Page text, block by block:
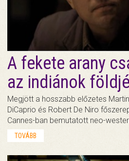
A fekete arany
az indiánok
Megjött a hosszabb előzetes
DiCaprio és Robert De Niro
Cannes-ban bemutatott neo-
TOVÁBB